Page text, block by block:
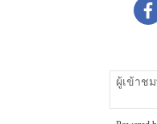
ผู้เข้าช
Powered